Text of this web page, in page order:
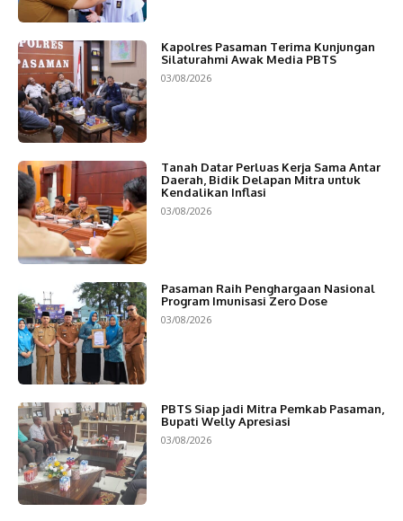
Kapolres Pasaman Terima Kunjungan
Silaturahmi Awak Media PBTS
03/08/2026
Tanah Datar Perluas Kerja Sama Antar
Daerah, Bidik Delapan Mitra untuk
Kendalikan Inflasi
03/08/2026
Pasaman Raih Penghargaan Nasional
Program Imunisasi Zero Dose
03/08/2026
PBTS Siap jadi Mitra Pemkab Pasaman,
Bupati Welly Apresiasi
03/08/2026